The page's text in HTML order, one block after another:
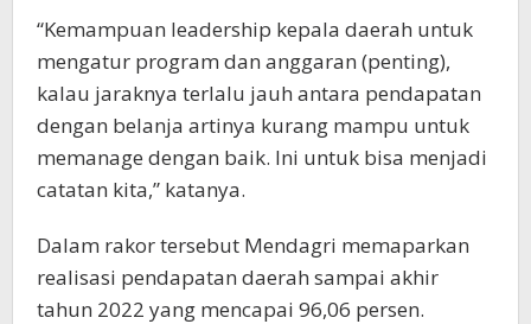
“Kemampuan leadership kepala daerah untuk
mengatur program dan anggaran (penting),
kalau jaraknya terlalu jauh antara pendapatan
dengan belanja artinya kurang mampu untuk
memanage dengan baik. Ini untuk bisa menjadi
catatan kita,” katanya.
Dalam rakor tersebut Mendagri memaparkan
realisasi pendapatan daerah sampai akhir
tahun 2022 yang mencapai 96,06 persen.